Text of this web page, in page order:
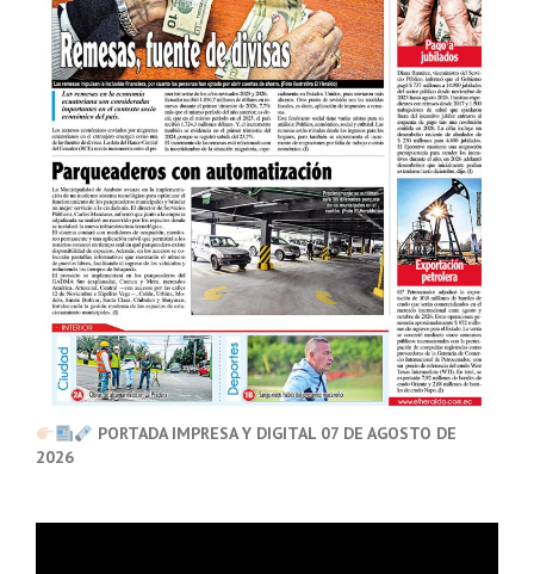
PORTADA IMPRESA Y DIGITAL 07 DE AGOSTO DE
2026